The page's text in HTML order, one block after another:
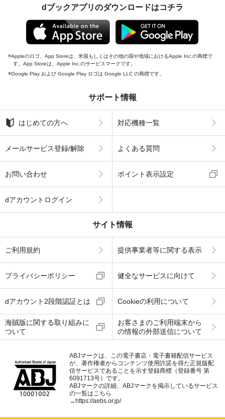
dブックアプリのダウンロードはコチラ
Appleのロゴ、App Storeは、米国もしくはその他の国や地域におけるApple Inc.の商標で
す。App Storeは、Apple Inc.のサービスマークです。
Google Play および Google Play ロゴは Google LLC の商標です。
サポート情報
はじめての方へ 対応機種一覧
メールサービス登録/解除 よくある質問
お問い合わせ ポイント表示設定
dアカウントログイン
サイト情報
ご利用規約 提供事業者等に関する表示
プライバシーポリシー 健全なサービスに向けて
dアカウント2段階認証とは Cookieの利用について
海賊版に関する取り組みに
ついて
お客さまのご利用端末から
の情報の外部送信について
ABJマークは、この電子書店・電子書籍配信サービス
が、著作権者からコンテンツ使用許諾を得た正規版配
信サービスであることを示す登録商標（登録番号 第
6091713号）です。
ABJマークの詳細、ABJマークを掲示しているサービス
の一覧はこちら
→ https://aebs.or.jp/